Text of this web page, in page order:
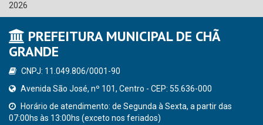
2026
PREFEITURA MUNICIPAL DE CHÃ
GRANDE
CNPJ: 11.049.806/0001-90
Avenida São José, nº 101, Centro - CEP: 55.636-000
Horário de atendimento: de Segunda à Sexta, a partir das
07:00hs às 13:00hs (exceto nos feriados)